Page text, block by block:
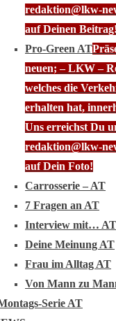
redaktion@lkw-
auf Deinen Beitrag!
Pro-Green AT
neuen; – LKW –
welches die
erhalten hat,
Uns erreichst Du
redaktion@lkw-
auf Dein Foto!
Carrosserie – AT
7 Fragen an AT
Interview mit… AT
Deine Meinung AT
Frau im Alltag AT
Von Mann zu
Serie AT